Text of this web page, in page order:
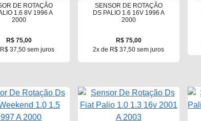
DE ROTAÇÃO
1.6 8V 1996 A
2000
R$ 75,00
37,50 sem juros
SENSOR DE ROTAÇÃO
DS PALIO 1.6 16V 1996 A
2000
R$ 75,00
2x de R$ 37,50 sem juros